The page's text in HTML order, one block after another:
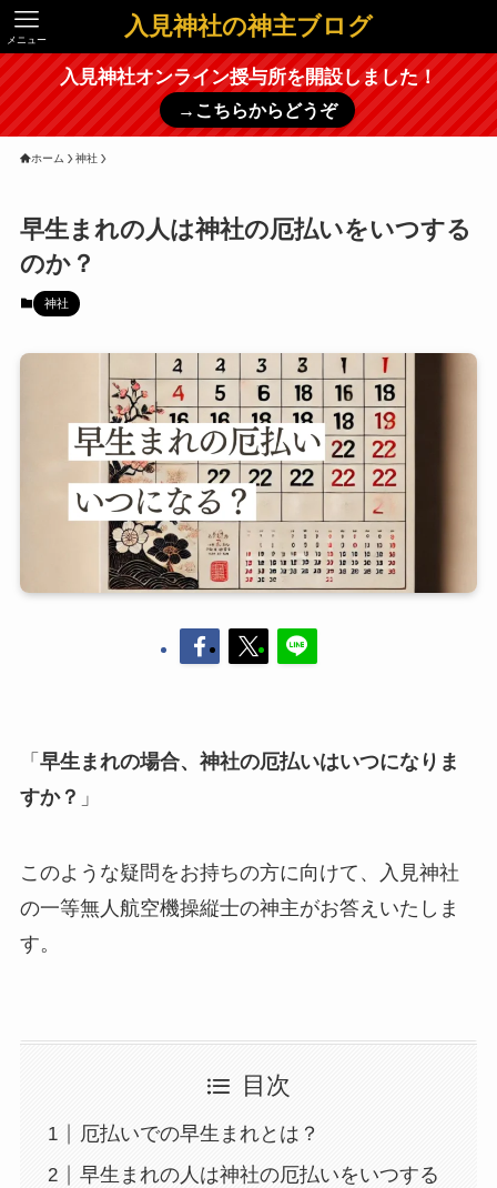
入見神社の神主ブログ
メニュー
入見神社オンライン授与所を開設しました！
→こちらからどうぞ
ホーム 神社
早生まれの人は神社の厄払いをいつする
のか？
神社
「 早生まれの場合、神社の厄払いはいつになりま
すか？ 」
このような疑問をお持ちの方に向けて、入見神社
の一等無人航空機操縦士の神主がお答えいたしま
す。
目次
厄払いでの早生まれとは？
早生まれの人は神社の厄払いをいつする